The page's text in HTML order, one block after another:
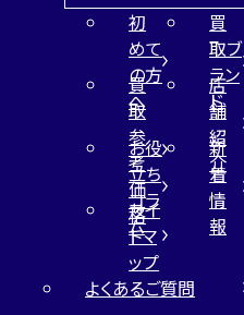
初
めて
の方
へ
買
取ブ
ラン
ド
買
取
参
考
価
格
店
舗
紹
介
お役
立ち
コラ
ム
新
着
情
報
サイ
トマ
ップ
よくあるご質問